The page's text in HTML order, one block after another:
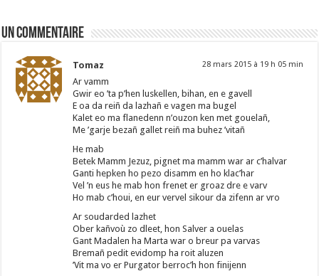
Un commentaire
Tomaz 28 mars 2015 à 19 h 05 min
Ar vamm
Gwir eo ’ta p’hen luskellen, bihan, en e gavell
E oa da reiñ da lazhañ e vagen ma bugel
Kalet eo ma flanedenn n’ouzon ken met gouelañ,
Me ’garje bezañ gallet reiñ ma buhez ’vitañ
He mab
Betek Mamm Jezuz, pignet ma mamm war ar c’halvar
Ganti hepken ho pezo disamm en ho klac’har
Vel ’n eus he mab hon frenet er groaz dre e varv
Ho mab c’houi, en eur vervel sikour da zifenn ar vro
Ar soudarded lazhet
Ober kañvoù zo dleet, hon Salver a ouelas
Gant Madalen ha Marta war o breur pa varvas
Bremañ pedit evidomp ha roit aluzen
’Vit ma vo er Purgator berroc’h hon finijenn